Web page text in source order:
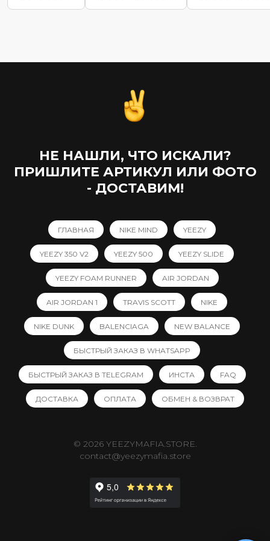
НЕ НАШЛИ, ЧТО ИСКАЛИ?
ПРИШЛИТЕ АРТИКУЛ ИЛИ ФОТО
- ДОСТАВИМ!
ГЛАВНАЯ NIKE MIND YEEZY
YEEZY 350 V2 YEEZY 500 YEEZY SLIDE
YEEZY FOAM RUNNER AIR JORDAN
AIR JORDAN 1 TRAVIS SCOTT NIKE
NIKE DUNK BALENCIAGA NEW BALANCE
БЫСТРЫЙ ЗАКАЗ В WHATSAPP
БЫСТРЫЙ ЗАКАЗ В TELEGRAM ИНСТА FAQ
ДОСТАВКА ОПЛАТА ОБМЕН & ВОЗВРАТ
© 2026 YEEZYMAFIA.STORE.
contact@yeezymafia.store